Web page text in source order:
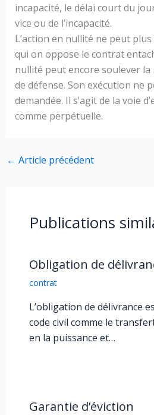
incapacité, le délai court du
vice ou de l’incapacité.
L’action en nullité ne peut
qui on oppose le contrat
nullité peut encore soulever la
de défense. Son exécution ne
demandée. Il s’agit de la voie
comme perpétuelle.
← Article précédent
Publications
Obligation de
contrat
L’obligation de délivrance
code civil comme le
en la puissance et…
Garantie d’éviction